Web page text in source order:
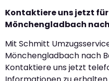
Kontaktiere uns jetzt
Mönchengladbach
Mit Schmitt
Mönchengladbach nach
Kontaktiere uns jetzt